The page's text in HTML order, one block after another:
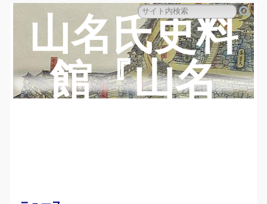
山名氏史料
館『山名